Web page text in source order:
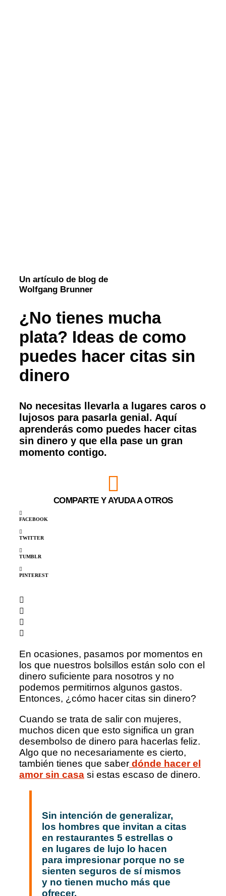
Un artículo de blog de
Wolfgang Brunner
¿No tienes mucha
plata? Ideas de como
puedes hacer citas sin
dinero
No necesitas llevarla a lugares caros o
lujosos para pasarla genial. Aquí
aprenderás como puedes hacer citas
sin dinero y que ella pase un gran
momento contigo.
COMPARTE Y AYUDA A OTROS
FACEBOOK
TWITTER
TUMBLR
PINTEREST
En ocasiones, pasamos por momentos en
los que nuestros bolsillos están solo con el
dinero suficiente para nosotros y no
podemos permitirnos algunos gastos.
Entonces, ¿cómo hacer citas sin dinero?
Cuando se trata de salir con mujeres,
muchos dicen que esto significa un gran
desembolso de dinero para hacerlas feliz.
Algo que no necesariamente es cierto,
también tienes que saber dónde hacer el
amor sin casa si estas escaso de dinero.
Sin intención de generalizar,
los hombres que invitan a citas
en restaurantes 5 estrellas o
en lugares de lujo lo hacen
para impresionar porque no se
sienten seguros de sí mismos
y no tienen mucho más que
ofrecer.